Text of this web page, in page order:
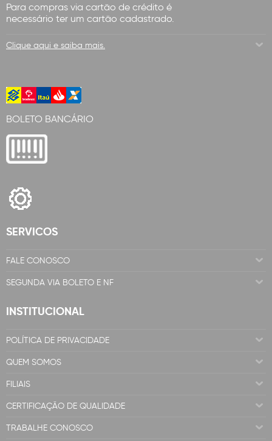
Para compras via cartão de crédito é
necessário ter um cartão cadastrado.
Clique aqui e saiba mais.
BOLETO BANCÁRIO
SERVICOS
FALE CONOSCO
SEGUNDA VIA BOLETO E NF
INSTITUCIONAL
POLÍTICA DE PRIVACIDADE
QUEM SOMOS
FILIAIS
CERTIFICAÇÃO DE QUALIDADE
TRABALHE CONOSCO